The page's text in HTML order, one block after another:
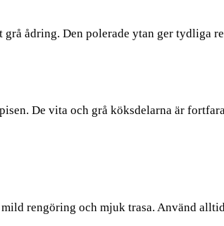
ådring. Den polerade ytan ger tydliga
De vita och grå köksdelarna är
rengöring och mjuk trasa. Använd